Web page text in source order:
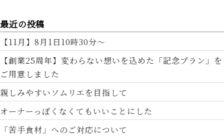
最近の投稿
【11月】8月1日10時30分～
【創業25周年】変わらない想いを込めた「記念プラン」を
ご用意しました
親しみやすいソムリエを目指して
オーナーっぽくなくてもいいことにした
「苦手食材」へのご対応について